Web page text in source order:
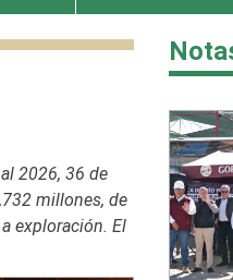
2026, 36 de
millones, de
exploración. El